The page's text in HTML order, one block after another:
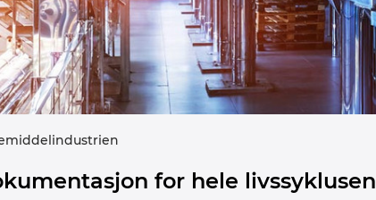
for hele livssyklusen